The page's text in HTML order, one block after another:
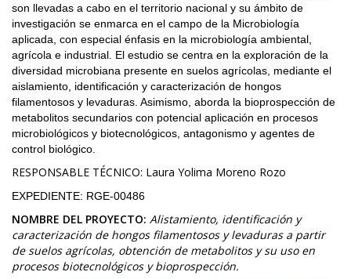
son llevadas a cabo en el territorio nacional y su ámbito de
investigación se enmarca en el campo de la Microbiología
aplicada, con especial énfasis en la microbiología ambiental,
agrícola e industrial. El estudio se centra en la exploración de la
diversidad microbiana presente en suelos agrícolas, mediante el
aislamiento, identificación y caracterización de hongos
filamentosos y levaduras. Asimismo, aborda la bioprospección de
metabolitos secundarios con potencial aplicación en procesos
microbiológicos y biotecnológicos, antagonismo y agentes de
control biológico.
RESPONSABLE TÉCNICO: Laura Yolima Moreno Rozo
EXPEDIENTE: RGE-00486
NOMBRE DEL PROYECTO: Alistamiento, identificación y
caracterización de hongos filamentosos y levaduras a partir
de suelos agrícolas, obtención de metabolitos y su uso en
procesos biotecnológicos y bioprospección.